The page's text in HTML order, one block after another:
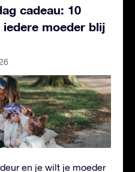
cadeau: 10
moeder blij
en je wilt je moeder